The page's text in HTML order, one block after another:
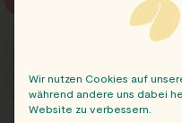
Wir nutzen Cookies auf
während andere uns dabei
Website zu verbessern.